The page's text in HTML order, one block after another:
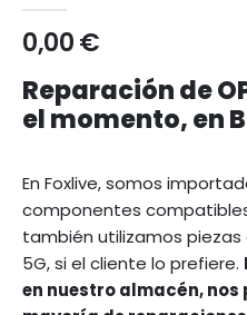
0,00 €
Reparación de
el momento, en
En Foxlive, somos
componentes compatibles
también utilizamos piezas
5G, si el cliente lo prefiere.
en nuestro almacén,